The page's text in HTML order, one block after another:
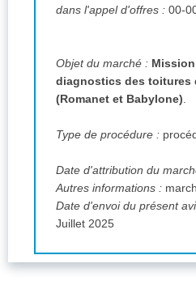
dans l'appel d'offres : 00-
Objet du marché :
diagnostics des toitures
(Romanet et Babylone).
Type de procédure :
Date d'attribution du
Autres informations :
Date d'envoi du présent
Juillet 2025